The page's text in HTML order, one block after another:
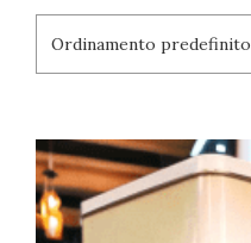
Ordinamento predefinito